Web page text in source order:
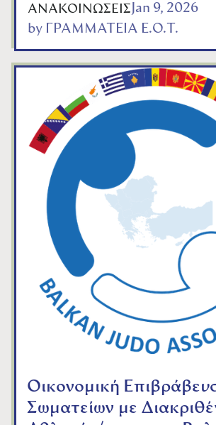
ΑΝΑΚΟΙΝΩΣΕΙΣ Jan 9, 2026
by ΓΡΑΜΜΑΤΕΙΑ Ε.Ο.Τ.
Οικονομική
Σωματείων με